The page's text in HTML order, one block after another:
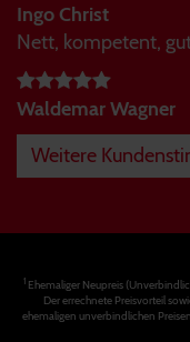
Ingo Christ
Nett, kompetent,
Waldemar Wagner
Weitere
1Ehemaliger Neupreis
Der errechnete Preisvorteil
ehemaligen unverbindlichen